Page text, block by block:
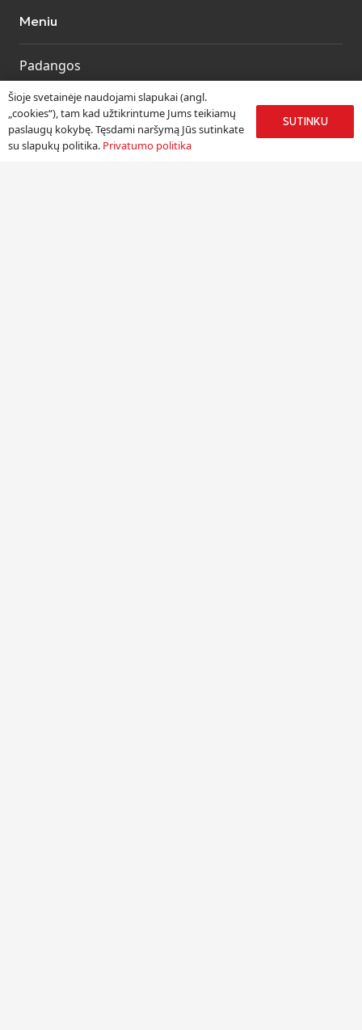
Meniu
Padangos
Ratlankiai
Kitos prekės
Paslaugos
Šioje svetainėje naudojami slapukai (angl.
„cookies“), tam kad užtikrintume Jums teikiamų
paslaugų kokybę. Tęsdami naršymą Jūs sutinkate
su slapukų politika. Privatumo politika
SUTINKU